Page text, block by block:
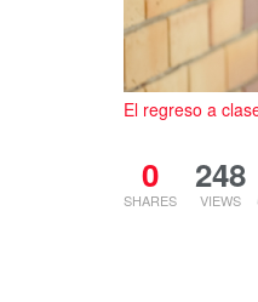
El regreso a
0
SHARES
248
VIEWS